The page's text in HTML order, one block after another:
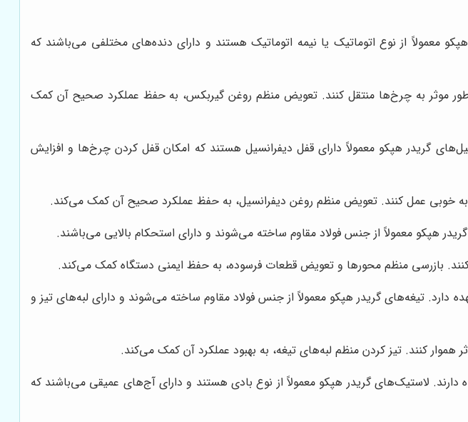
معمولاً از نوع اتوماتیک یا نیمه اتوماتیک هستند و دارای دنده‌های مختلفی می‌باشند که
طور موثر به چرخ‌ها منتقل کنند. تعویض منظم روغن گیربکس، به حفظ عملکرد صحیح آن کمک
گریدر هپکو معمولاً دارای قفل دیفرانسیل هستند که امکان قفل کردن چرخ‌ها و افزایش
خوبی عمل کنند. تعویض منظم روغن دیفرانسیل، به حفظ عملکرد صحیح آن کمک می‌کند.
هپکو معمولاً از جنس فولاد مقاوم ساخته می‌شوند و دارای استحکام بالایی می‌باشند.
بازرسی منظم محورها و تعویض قطعات فرسوده، به حفظ ایمنی دستگاه کمک می‌کند.
تیغه‌های گریدر هپکو معمولاً از جنس فولاد مقاوم ساخته می‌شوند و دارای لبه‌های تیز و
کنند. تیز کردن منظم لبه‌های تیغه، به بهبود عملکرد آن کمک می‌کند.
لاستیک‌های گریدر هپکو معمولاً از نوع بادی هستند و دارای آج‌های عمیقی می‌باشند که